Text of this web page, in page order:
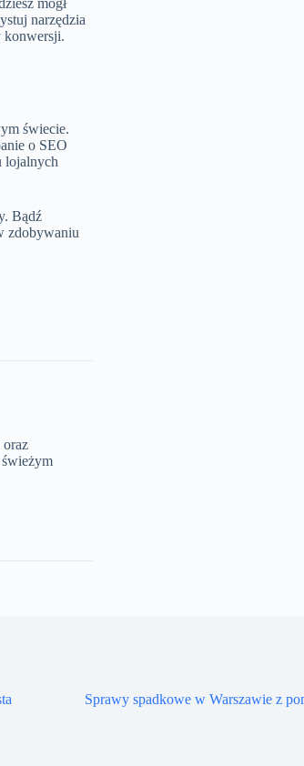
mógł
narzędzia
konwersji.
świecie.
o SEO
lojalnych
Bądź
zdobywaniu
oraz
Sprawy spadkowe w Warszawie z